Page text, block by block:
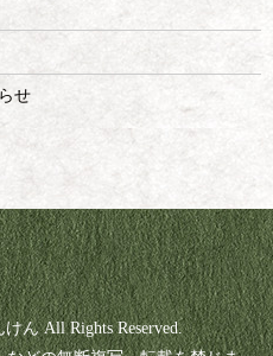
せ
ん All Rights Reserved.